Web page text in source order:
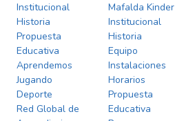
Institucional
Historia
Propuesta
Educativa
Aprendemos
Jugando
Deporte
Red Global de
Mafalda Kinder
Institucional
Historia
Equipo
Instalaciones
Horarios
Propuesta
Educativa